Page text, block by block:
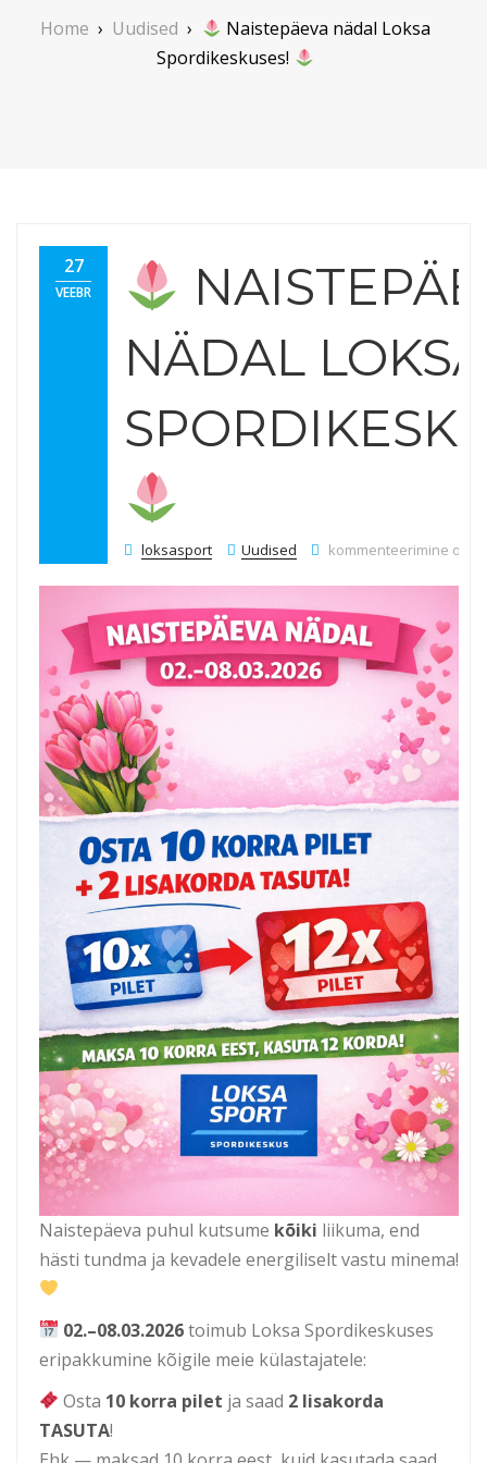
Home › Uudised ›
Naistepäeva nädal Loksa
Spordikeskuses!
27
VEEBR
NÄDAL LOKSA
loksasport Uudised Naistepäeva nädal
kommenteerimine on
Naistepäeva puhul kutsume kõiki liikuma, end
hästi tundma ja kevadele energiliselt vastu minema!
02.–08.03.2026toimub Loksa Spordikeskuses
eripakkumine kõigile meie külastajatele:
Osta 10 korra pilet ja saad 2 lisakorda
TASUTA!